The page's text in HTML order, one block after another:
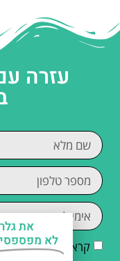
עזרה
קראתי והסכמתי ל
את
לא